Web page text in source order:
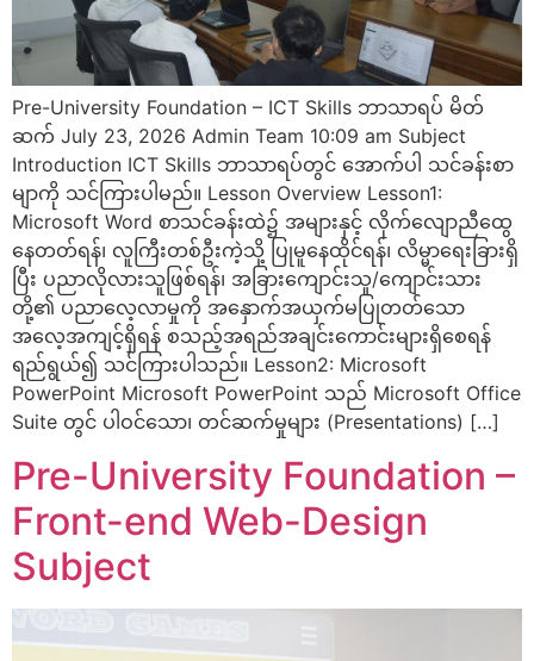
Pre-University Foundation – ICT Skills ဘာသာရပ် မိတ်
ဆက် July 23, 2026 Admin Team 10:09 am Subject
Introduction ICT Skills ဘာသာရပ်တွင် အောက်ပါ သင်ခန်းစာ
မျာကို သင်ကြားပါမည်။ Lesson Overview Lesson1:
Microsoft Word စာသင်ခန်းထဲ၌ အများနှင့် လိုက်လျောညီထွေ
နေတတ်ရန်၊ လူကြီးတစ်ဦးကဲ့သို့ ပြုမူနေထိုင်ရန်၊ လိမ္မာရေးခြားရှိ
ပြီး ပညာလိုလားသူဖြစ်ရန်၊ အခြားကျောင်းသူ/ကျောင်းသား
တို့၏ ပညာလေ့လာမှုကို အနှောက်အယှက်မပြုတတ်သော
အလေ့အကျင့်ရှိရန် စသည့်အရည်အချင်းကောင်းများရှိစေရန်
ရည်ရွယ်၍ သင်ကြားပါသည်။ Lesson2: Microsoft
PowerPoint Microsoft PowerPoint သည် Microsoft Office
Suite တွင် ပါဝင်သော၊ တင်ဆက်မှုများ (Presentations) […]
Pre-University Foundation –
Front-end Web-Design
Subject